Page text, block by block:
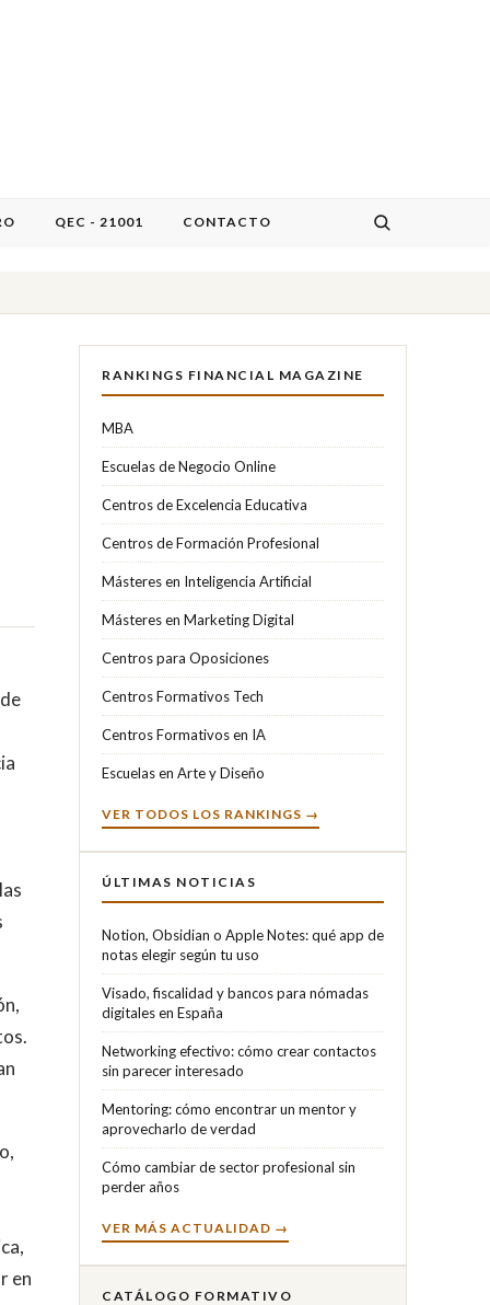
QEC - 21001 CONTACTO
en
RANKINGS FINANCIAL MAGAZINE
MBA
Escuelas de Negocio Online
Centros de Excelencia Educativa
Centros de Formación Profesional
Másteres en Inteligencia Artificial
Másteres en Marketing Digital
Centros para Oposiciones
Centros Formativos Tech
Centros Formativos en IA
Escuelas en Arte y Diseño
VER TODOS LOS RANKINGS →
ÚLTIMAS NOTICIAS
Notion, Obsidian o Apple Notes: qué app de
notas elegir según tu uso
Visado, fiscalidad y bancos para nómadas
digitales en España
Networking efectivo: cómo crear contactos
sin parecer interesado
Mentoring: cómo encontrar un mentor y
aprovecharlo de verdad
Cómo cambiar de sector profesional sin
perder años
VER MÁS ACTUALIDAD →
CATÁLOGO FORMATIVO